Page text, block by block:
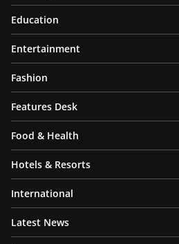
Education
Entertainment
Fashion
Features Desk
Food & Health
Hotels & Resorts
International
Latest News